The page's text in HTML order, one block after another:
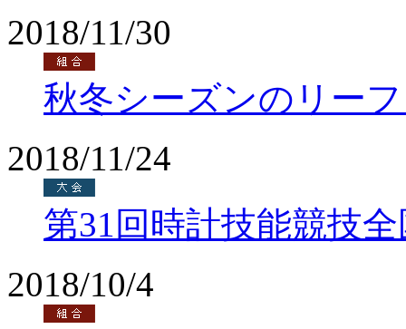
2018/11/30
秋冬シーズンのリー
2018/11/24
第31回時計技能競技
2018/10/4